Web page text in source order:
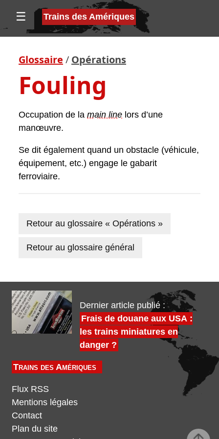
☰ Trains des Amériques
Glossaire / Opérations
Fouling
Occupation de la main line lors d’une
manœuvre.
Se dit également quand un obstacle (véhicule,
équipement, etc.) engage le gabarit
ferroviaire.
Retour au glossaire « Opérations »
Retour au glossaire général
Dernier article publié :
Frais de douane aux USA :
les trains miniatures en
danger ?
Trains des Amériques
Flux RSS
Mentions légales
Contact
Plan du site